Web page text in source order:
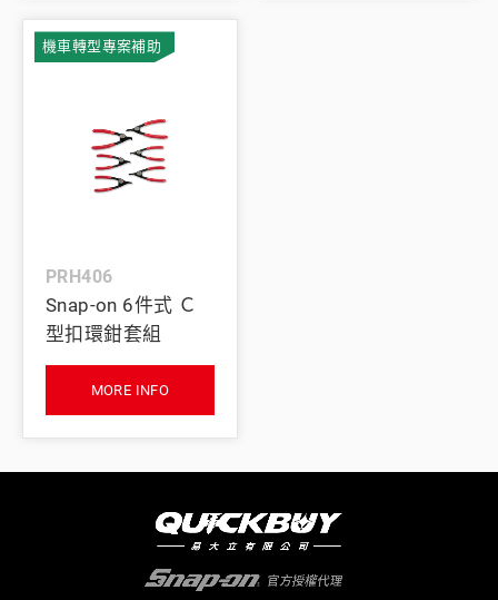
機車轉型專案補助
PRH406
Snap-on 6件式 Ｃ
型扣環鉗套組
MORE INFO